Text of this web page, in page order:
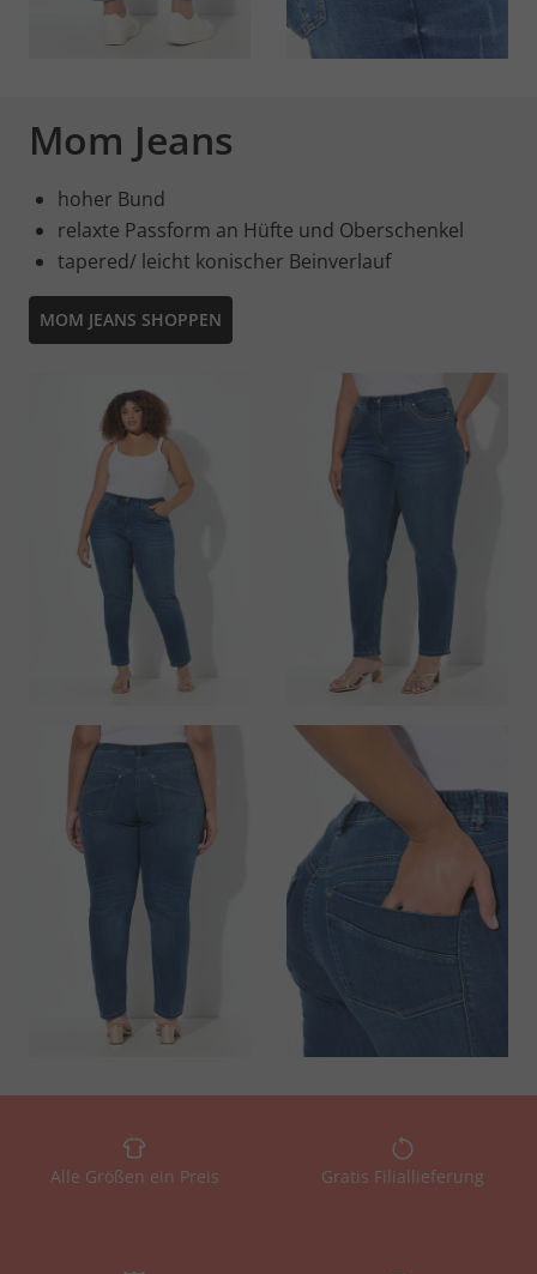
Mom Jeans
hoher Bund
relaxte Passform an Hüfte und Oberschenkel
tapered/ leicht konischer Beinverlauf
MOM JEANS SHOPPEN
Alle Größen ein Preis Gratis Filiallieferung